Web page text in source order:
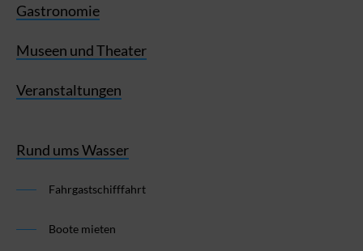
Gastronomie
Museen und Theater
Veranstaltungen
Rund ums Wasser
Fahrgastschifffahrt
Boote mieten